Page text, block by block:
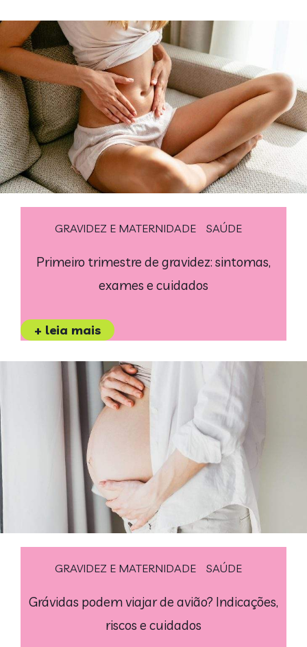
GRAVIDEZ E MATERNIDADE SAÚDE
Primeiro trimestre de gravidez: sintomas,
exames e cuidados
+ leia mais
GRAVIDEZ E MATERNIDADE SAÚDE
Grávidas podem viajar de avião? Indicações,
riscos e cuidados